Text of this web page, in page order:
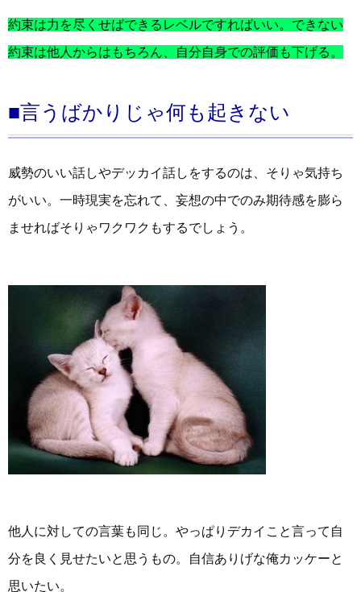
約束は力を尽くせばできるレベルですればいい。できない
約束は他人からはもちろん、自分自身での評価も下げる。
■言うばかりじゃ何も起きない
威勢のいい話しやデッカイ話しをするのは、そりゃ気持ち
がいい。一時現実を忘れて、妄想の中でのみ期待感を膨ら
ませればそりゃワクワクもするでしょう。
他人に対しての言葉も同じ。やっぱりデカイこと言って自
分を良く見せたいと思うもの。自信ありげな俺カッケーと
思いたい。